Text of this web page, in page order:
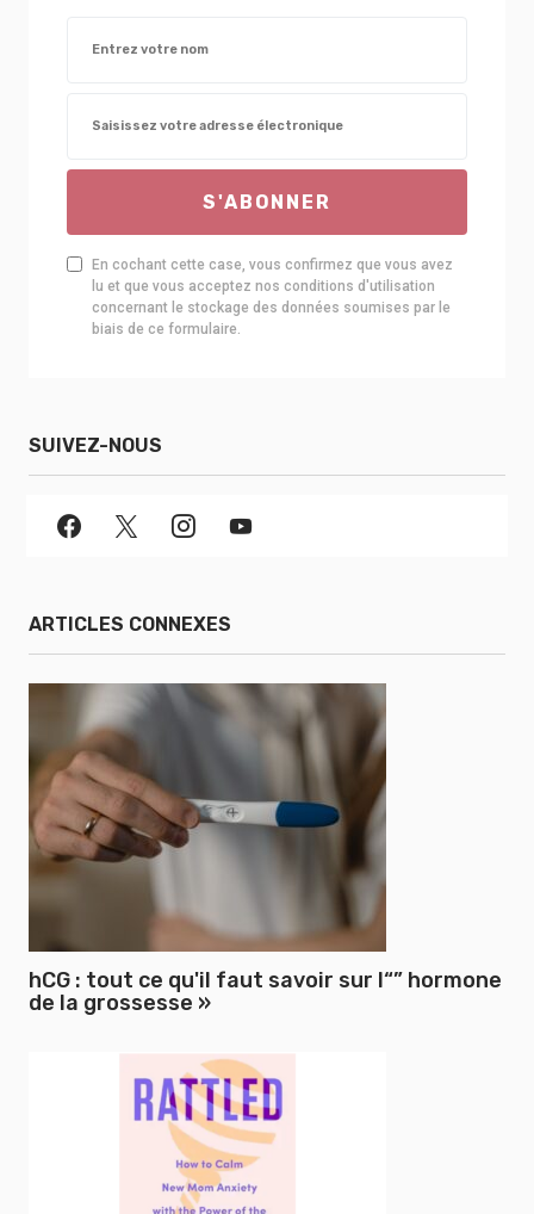
S'ABONNER
En cochant cette case, vous confirmez que vous avez
lu et que vous acceptez nos conditions d'utilisation
concernant le stockage des données soumises par le
biais de ce formulaire.
SUIVEZ-NOUS
ARTICLES CONNEXES
hCG : tout ce qu'il faut savoir sur l“” hormone
de la grossesse »